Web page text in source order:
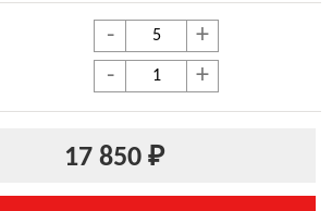
- +
- +
17 850 ₽